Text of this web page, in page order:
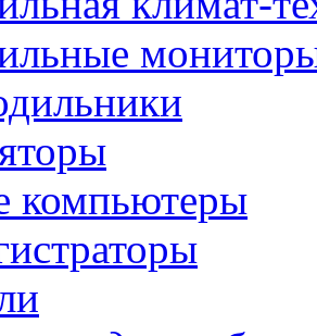
компьютеры